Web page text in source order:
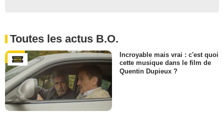
Toutes les actus B.O.
Incroyable mais vrai : c'est quoi
cette musique dans le film de
Quentin Dupieux ?